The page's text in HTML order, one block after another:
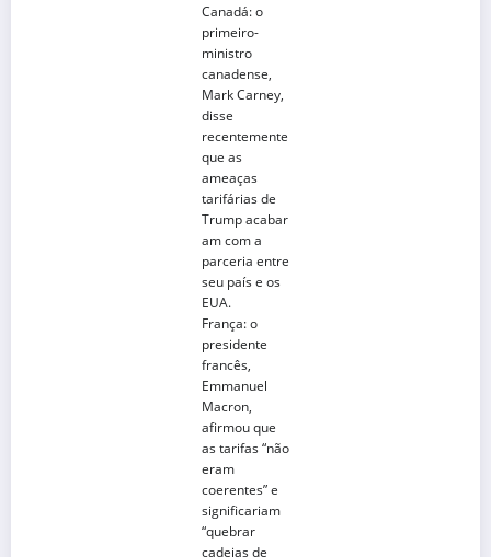
Canadá: o
primeiro-
ministro
canadense,
Mark Carney,
disse
recentemente
que as
ameaças
tarifárias de
Trump acabar
am com a
parceria entre
seu país e os
EUA.
França: o
presidente
francês,
Emmanuel
Macron,
afirmou que
as tarifas “não
eram
coerentes” e
significariam
“quebrar
cadeias de